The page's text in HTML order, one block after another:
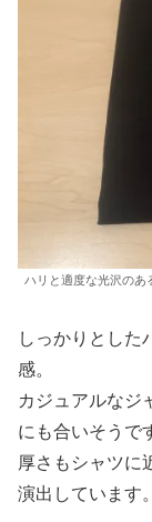
ハリと適度な光沢のあ
しっかりとした
感。
カジュアルなジ
にも合いそうで
厚さもシャツに
演出しています。